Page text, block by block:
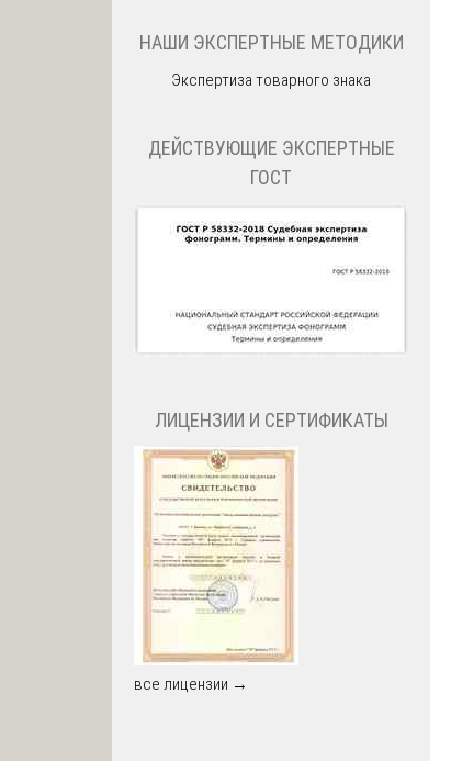
НАШИ ЭКСПЕРТНЫЕ МЕТОДИКИ
Экспертиза товарного знака
ДЕЙСТВУЮЩИЕ ЭКСПЕРТНЫЕ
ГОСТ
ЛИЦЕНЗИИ И СЕРТИФИКАТЫ
все лицензии →